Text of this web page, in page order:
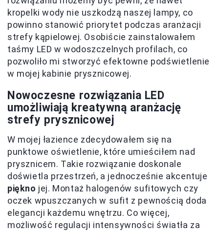
kropelki wody nie uszkodzą naszej lampy, co
powinno stanowić priorytet podczas aranżacji
strefy kąpielowej. Osobiście zainstalowałem
taśmy LED w wodoszczelnych profilach, co
pozwoliło mi stworzyć efektowne podświetlenie
w mojej kabinie prysznicowej.
Nowoczesne rozwiązania LED
umożliwiają kreatywną aranżację
strefy prysznicowej
W mojej łazience zdecydowałem się na
punktowe oświetlenie, które umieściłem nad
prysznicem. Takie rozwiązanie doskonale
doświetla przestrzeń, a jednocześnie akcentuje
piękno jej. Montaż halogenów sufitowych czy
oczek wpuszczanych w sufit z pewnością doda
elegancji każdemu wnętrzu. Co więcej,
możliwość regulacji intensywności światła za